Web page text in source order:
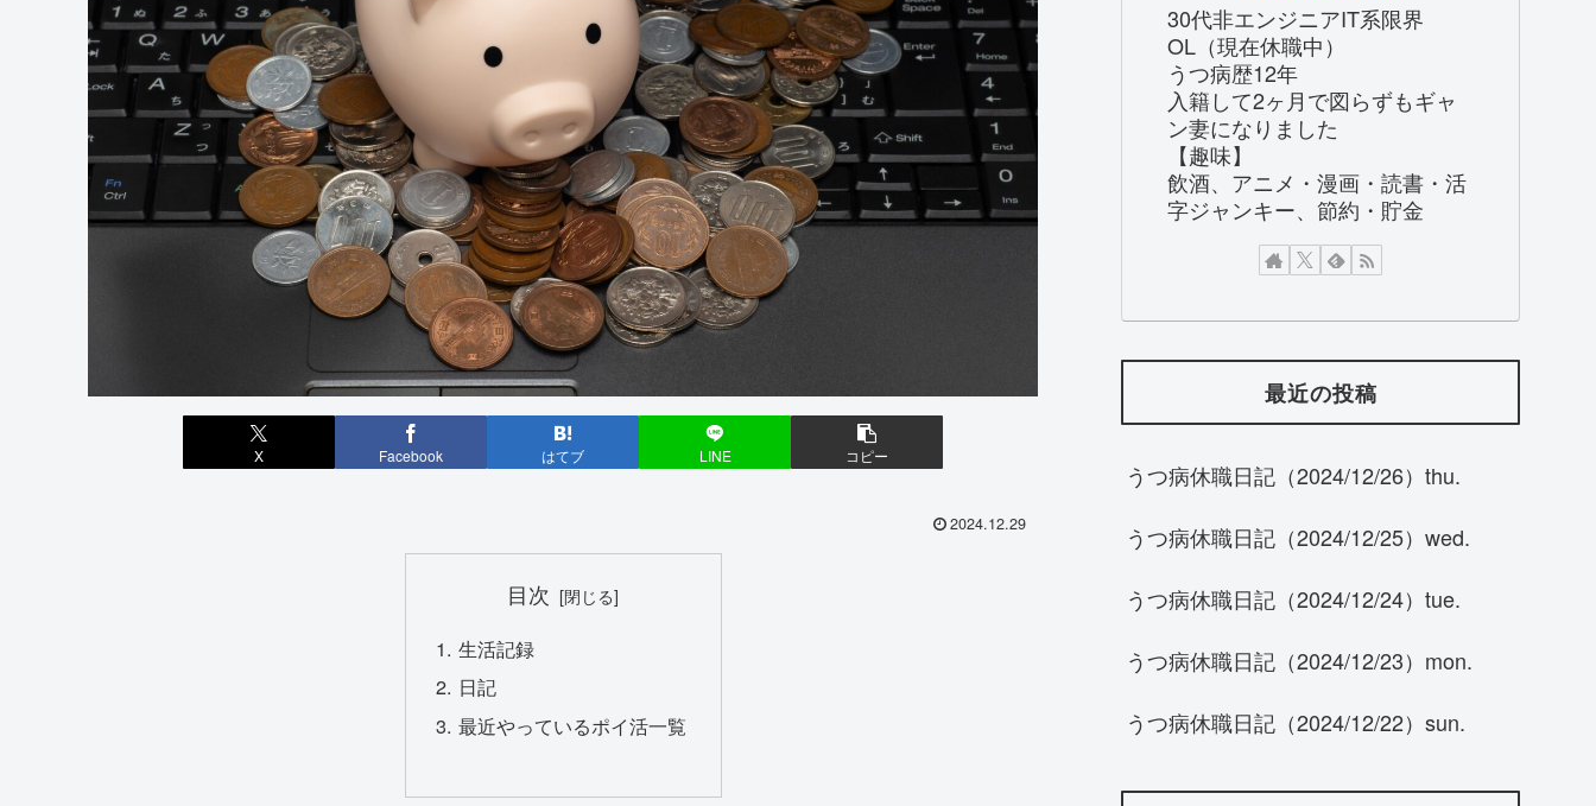
X Facebook はてブ LINE コピー
2024.12.29
目次
生活記録
日記
最近やっているポイ活一覧
30代非エンジニアIT系限界
OL（現在休職中）
うつ病歴12年
入籍して2ヶ月で図らずもギャ
ン妻になりました
【趣味】
飲酒、アニメ・漫画・読書・活
字ジャンキー、節約・貯金
最近の投稿
うつ病休職日記（2024/12/26）thu.
うつ病休職日記（2024/12/25）wed.
うつ病休職日記（2024/12/24）tue.
うつ病休職日記（2024/12/23）mon.
うつ病休職日記（2024/12/22）sun.